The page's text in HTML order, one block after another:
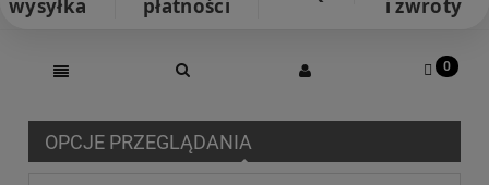
wysyłka
płatności
i zwroty
OPCJE PRZEGLĄDANIA